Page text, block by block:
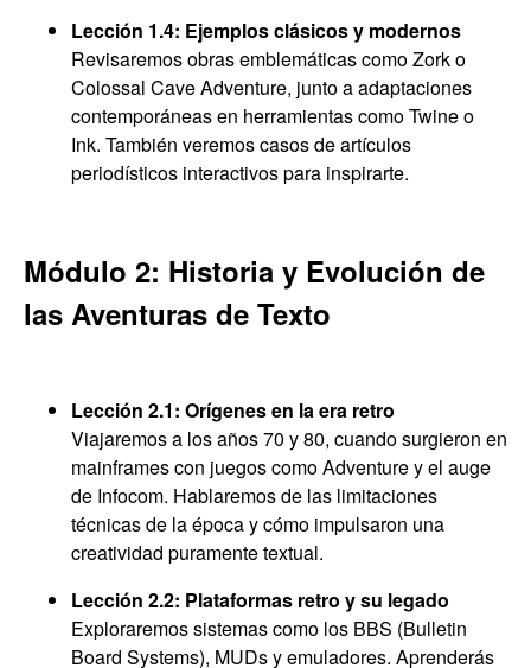
Lección 1.4: Ejemplos clásicos y modernos
Revisaremos obras emblemáticas como Zork o
Colossal Cave Adventure, junto a adaptaciones
contemporáneas en herramientas como Twine o
Ink. También veremos casos de artículos
periodísticos interactivos para inspirarte.
Módulo 2: Historia y Evolución de
las Aventuras de Texto
Lección 2.1: Orígenes en la era retro
Viajaremos a los años 70 y 80, cuando surgieron en
mainframes con juegos como Adventure y el auge
de Infocom. Hablaremos de las limitaciones
técnicas de la época y cómo impulsaron una
creatividad puramente textual.
Lección 2.2: Plataformas retro y su legado
Exploraremos sistemas como los BBS (Bulletin
Board Systems), MUDs y emuladores. Aprenderás